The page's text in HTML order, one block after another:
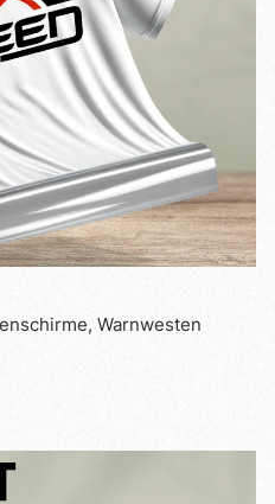
Warnwesten